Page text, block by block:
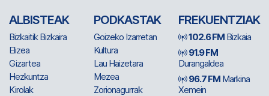
ALBISTEAK
Bizkaitik Bizkaira
Elizea
Gizartea
Hezkuntza
Kirolak
PODKASTAK
Goizeko Izarretan
Kultura
Lau Haizetara
Mezea
Zorionagurrak
FREKUENTZIAK
102.6 FM Bizkaia
91.9 FM
Durangaldea
96.7 FM Markina
Xemein